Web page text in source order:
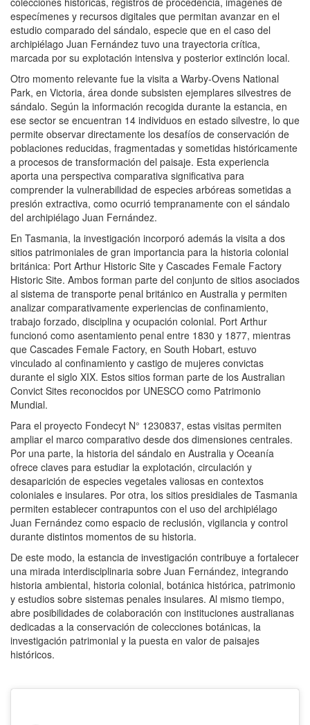
especímenes y recursos digitales que permitan avanzar en el
estudio comparado del sándalo, especie que en el caso del
archipiélago Juan Fernández tuvo una trayectoria crítica,
marcada por su explotación intensiva y posterior extinción local.
Otro momento relevante fue la visita a Warby-Ovens National
Park, en Victoria, área donde subsisten ejemplares silvestres de
sándalo. Según la información recogida durante la estancia, en
ese sector se encuentran 14 individuos en estado silvestre, lo que
permite observar directamente los desafíos de conservación de
poblaciones reducidas, fragmentadas y sometidas históricamente
a procesos de transformación del paisaje. Esta experiencia
aporta una perspectiva comparativa significativa para
comprender la vulnerabilidad de especies arbóreas sometidas a
presión extractiva, como ocurrió tempranamente con el sándalo
del archipiélago Juan Fernández.
En Tasmania, la investigación incorporó además la visita a dos
sitios patrimoniales de gran importancia para la historia colonial
británica: Port Arthur Historic Site y Cascades Female Factory
Historic Site. Ambos forman parte del conjunto de sitios asociados
al sistema de transporte penal británico en Australia y permiten
analizar comparativamente experiencias de confinamiento,
trabajo forzado, disciplina y ocupación colonial. Port Arthur
funcionó como asentamiento penal entre 1830 y 1877, mientras
que Cascades Female Factory, en South Hobart, estuvo
vinculado al confinamiento y castigo de mujeres convictas
durante el siglo XIX. Estos sitios forman parte de los Australian
Convict Sites reconocidos por UNESCO como Patrimonio
Mundial.
Para el proyecto Fondecyt N° 1230837, estas visitas permiten
ampliar el marco comparativo desde dos dimensiones centrales.
Por una parte, la historia del sándalo en Australia y Oceanía
ofrece claves para estudiar la explotación, circulación y
desaparición de especies vegetales valiosas en contextos
coloniales e insulares. Por otra, los sitios presidiales de Tasmania
permiten establecer contrapuntos con el uso del archipiélago
Juan Fernández como espacio de reclusión, vigilancia y control
durante distintos momentos de su historia.
De este modo, la estancia de investigación contribuye a fortalecer
una mirada interdisciplinaria sobre Juan Fernández, integrando
historia ambiental, historia colonial, botánica histórica, patrimonio
y estudios sobre sistemas penales insulares. Al mismo tiempo,
abre posibilidades de colaboración con instituciones australianas
dedicadas a la conservación de colecciones botánicas, la
investigación patrimonial y la puesta en valor de paisajes
históricos.